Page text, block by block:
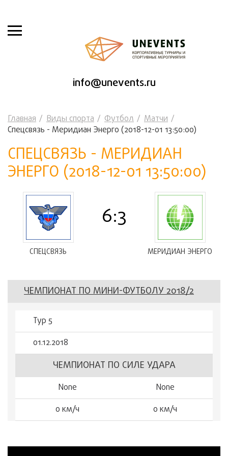
info@unevents.ru
Главная Виды спорта Футбол
Матчи
Спецсвязь - Меридиан Энерго (2018-12-01 13:50:00)
СПЕЦСВЯЗЬ - МЕРИДИАН
ЭНЕРГО (2018-12-01 13:50:00)
СПЕЦСВЯЗЬ
6:3
МЕРИДИАН ЭНЕРГО
ЧЕМПИОНАТ ПО МИНИ-ФУТБОЛУ 2018/2
Тур 5
01.12.2018
ЧЕМПИОНАТ ПО СИЛЕ УДАРА
None
None
0 км/ч
0 км/ч